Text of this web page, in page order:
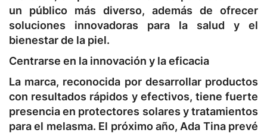
un público más diverso, además de ofrecer
soluciones innovadoras para la salud y el
bienestar de la piel.
Centrarse en la innovación y la eficacia
La marca, reconocida por desarrollar productos
con resultados rápidos y efectivos, tiene fuerte
presencia en protectores solares y tratamientos
para el melasma. El próximo año, Ada Tina prevé